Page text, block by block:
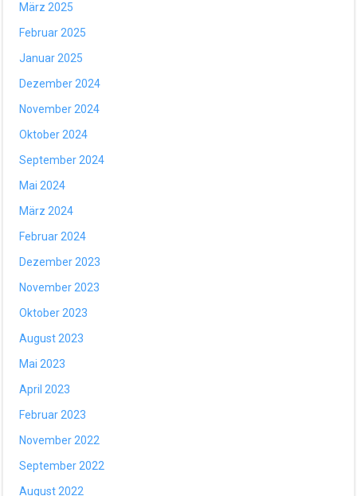
März 2025
Februar 2025
Januar 2025
Dezember 2024
November 2024
Oktober 2024
September 2024
Mai 2024
März 2024
Februar 2024
Dezember 2023
November 2023
Oktober 2023
August 2023
Mai 2023
April 2023
Februar 2023
November 2022
September 2022
August 2022